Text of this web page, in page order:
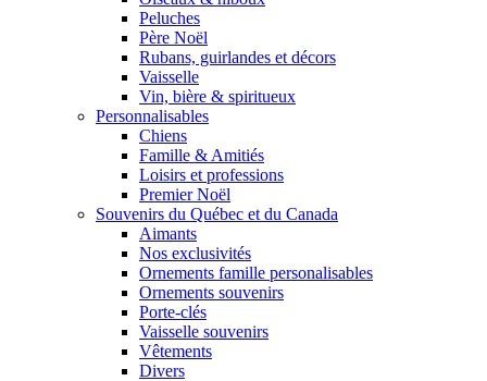
Peluches
Père Noël
Rubans, guirlandes et décors
Vaisselle
Vin, bière & spiritueux
Personnalisables
Chiens
Famille & Amitiés
Loisirs et professions
Premier Noël
Souvenirs du Québec et du Canada
Aimants
Nos exclusivités
Ornements famille personalisables
Ornements souvenirs
Porte-clés
Vaisselle souvenirs
Vêtements
Divers